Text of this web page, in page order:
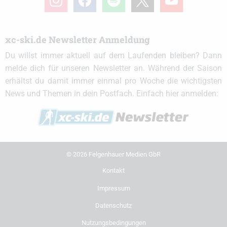
xc-ski.de Newsletter Anmeldung
Du willst immer aktuell auf dem Laufenden bleiben? Dann
melde dich für unseren Newsletter an. Während der Saison
erhältst du damit immer einmal pro Woche die wichtigsten
News und Themen in dein Postfach. Einfach hier anmelden:
© 2026 Felgenhauer Medien GbR
Kontakt
Impressum
Datenschutz
Nutzungsbedingungen